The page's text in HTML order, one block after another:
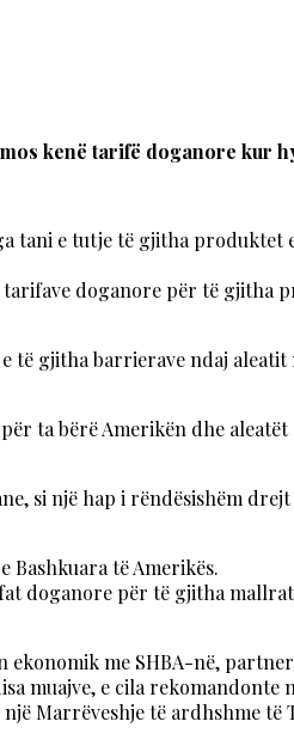
kenë tarifë doganore kur
tani e tutje të gjitha
doganore për të gjitha
të gjitha barrierave ndaj
ta bërë Amerikën dhe
si një hap i rëndësishëm
të Amerikës.
doganore për të gjitha
me SHBA-në,
muajve, e cila
Marrëveshje të ardhshme të